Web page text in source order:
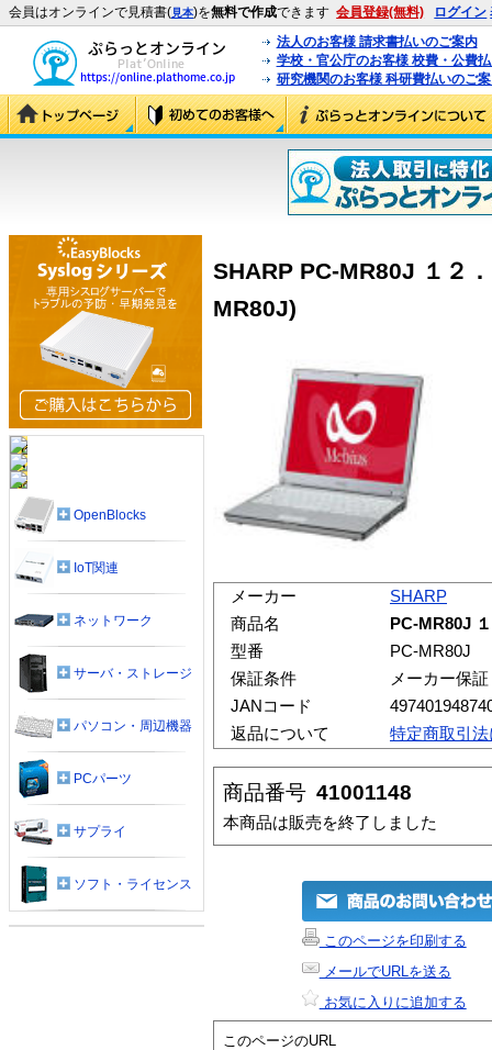
会員はオンラインで見積書(見本)を無料で作成できます 会員登録(無料) ログイン
法人のお客様 請求書払いのご案内
学校・官公庁のお客様 校費・公費
研究機関のお客様 科研費払いのご
SHARP PC-MR80J １２
MR80J)
メーカー
SHARP
商品名
PC-MR80J
型番
PC-MR80J
保証条件
メーカー保証
JANコード
返品について
特定商取引
商品番号 41001148
本商品は販売を終了しました
このページを印刷する
メールでURLを送る
お気に入りに追加する
このページのURL
OpenBlocks
IoT関連
ネットワーク
サーバ・ストレージ
パソコン・周辺機器
PCパーツ
サプライ
ソフト・ライセンス